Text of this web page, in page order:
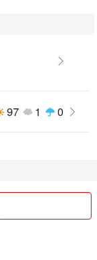
ください。
て下さい。
よっては適合しない
確認ください。
す。
97 1 0